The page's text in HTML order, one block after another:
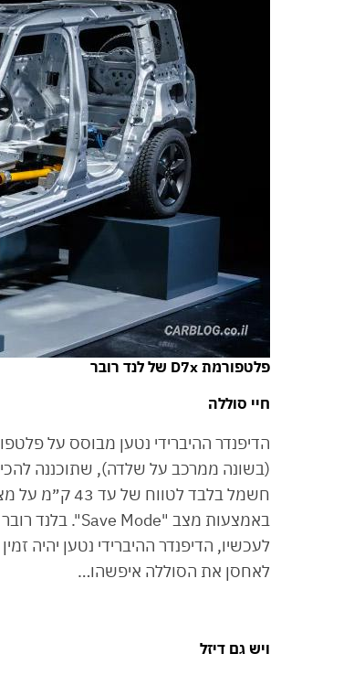
פלטפורמת D7x של לנד רובר
חיי סוללה
הדיפנדר ההיברידי נטען מבוסס על
(בשונה ממרכב על שלדה), שתוכננה
לאחסן את הסוללה איפשהו…
ויש גם דיזל